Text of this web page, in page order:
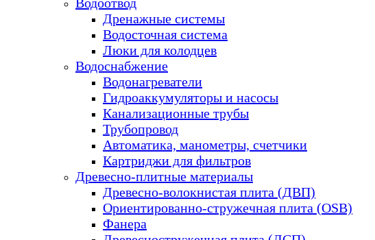
Дренажные системы
Водосточная система
Люки для колодцев
Водоснабжение
Водонагреватели
Гидроаккумуляторы и насосы
Канализационные трубы
Трубопровод
Автоматика, манометры, счетчики
Картриджи для фильтров
Древесно-плитные материалы
Древесно-волокнистая плита (ДВП)
Ориентированно-стружечная плита (OSB)
Фанера